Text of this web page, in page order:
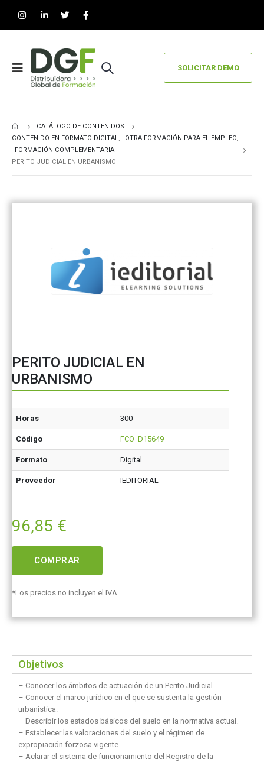
SOLICITAR DEMO
CATÁLOGO DE CONTENIDOS
CONTENIDO EN FORMATO DIGITAL, OTRA FORMACIÓN PARA EL EMPLEO,
FORMACIÓN COMPLEMENTARIA
PERITO JUDICIAL EN URBANISMO
PERITO JUDICIAL EN
URBANISMO
Horas 300
Código FCO_D15649
Formato Digital
Proveedor IEDITORIAL
96,85 €
COMPRAR
*Los precios no incluyen el IVA.
Objetivos
– Conocer los ámbitos de actuación de un Perito Judicial.
– Conocer el marco jurídico en el que se sustenta la gestión
urbanística.
– Describir los estados básicos del suelo en la normativa actual.
– Establecer las valoraciones del suelo y el régimen de
expropiación forzosa vigente.
– Aclarar el sistema de funcionamiento del Registro de la